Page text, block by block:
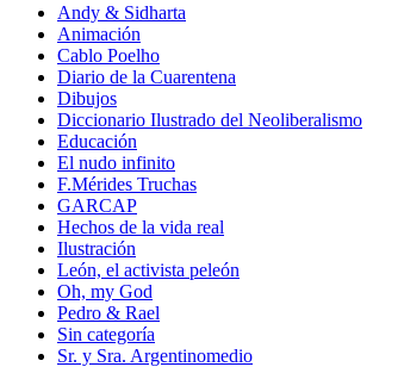
Andy & Sidharta
Animación
Cablo Poelho
Diario de la Cuarentena
Dibujos
Diccionario Ilustrado del Neoliberalismo
Educación
El nudo infinito
F.Mérides Truchas
GARCAP
Hechos de la vida real
Ilustración
León, el activista peleón
Oh, my God
Pedro & Rael
Sin categoría
Sr. y Sra. Argentinomedio